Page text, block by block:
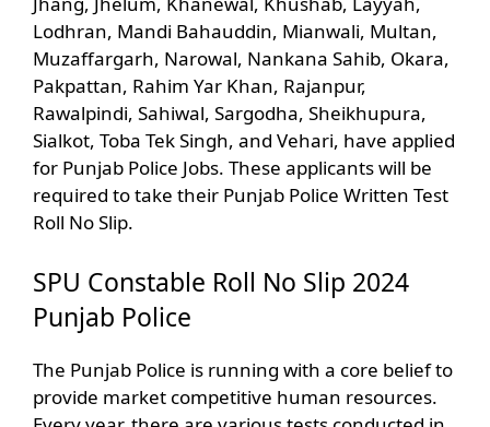
Lodhran, Mandi Bahauddin, Mianwali, Multan,
Muzaffargarh, Narowal, Nankana Sahib, Okara,
Pakpattan, Rahim Yar Khan, Rajanpur,
Rawalpindi, Sahiwal, Sargodha, Sheikhupura,
Sialkot, Toba Tek Singh, and Vehari, have applied
for Punjab Police Jobs. These applicants will be
required to take their Punjab Police Written Test
Roll No Slip.
SPU Constable Roll No Slip 2024
Punjab Police
The Punjab Police is running with a core belief to
provide market competitive human resources.